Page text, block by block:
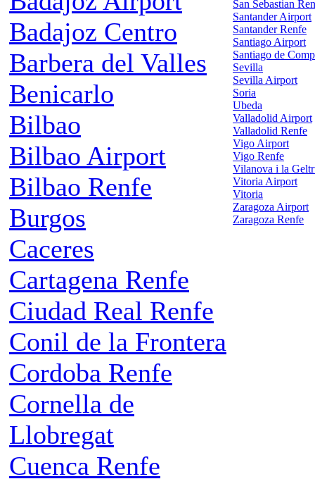
Badajoz Centro
Barbera del Valles
Benicarlo
Bilbao
Bilbao Airport
Bilbao Renfe
Burgos
Caceres
Cartagena Renfe
Ciudad Real Renfe
Conil de la Frontera
Cordoba Renfe
Cornella de
Llobregat
Cuenca Renfe
San Sebastian
Santander Airport
Santander Renfe
Santiago Airport
Santiago de
Sevilla
Sevilla Airport
Soria
Ubeda
Valladolid Airport
Valladolid Renfe
Vigo Airport
Vigo Renfe
Vilanova i la
Vitoria Airport
Vitoria
Zaragoza Airport
Zaragoza Renfe